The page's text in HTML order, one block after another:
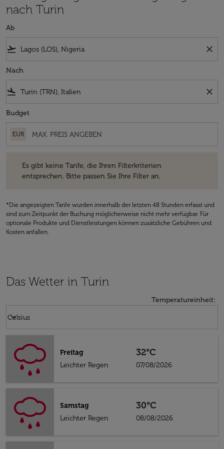
nach Turin
Ab
flight_takeoff close
Nach
flight_land close
Budget
EUR
Es gibt keine Tarife, die Ihren Filterkriterien
entsprechen. Bitte passen Sie Ihre Filter an.
*Die angezeigten Tarife wurden innerhalb der letzten 48 Stunden erfasst und
sind zum Zeitpunkt der Buchung möglicherweise nicht mehr verfügbar. Für
optionale Produkte und Dienstleistungen können zusätzliche Gebühren und
Kosten anfallen.
Das Wetter in Turin
Temperatureinheit:
Celsius
keyboard_arrow_down
Freitag
Leichter Regen
32°C
07/08/2026
Samstag
Leichter Regen
30°C
08/08/2026